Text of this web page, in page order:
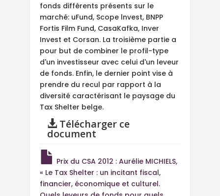
fonds différents présents sur le
marché: uFund, Scope lnvest, BNPP
Fortis Film Fund, CasaKafka, Inver
Invest et Corsan. La troisième partie a
pour but de combiner le profil-type
d'un investisseur avec celui d'un leveur
de fonds. Enfin, le dernier point vise à
prendre du recul par rapport à la
diversité caractérisant le paysage du
Tax Shelter belge.
Télécharger ce
document
Prix du CSA 2012 : Aurélie MICHIELS,
« Le Tax Shelter : un incitant fiscal,
financier, économique et culturel.